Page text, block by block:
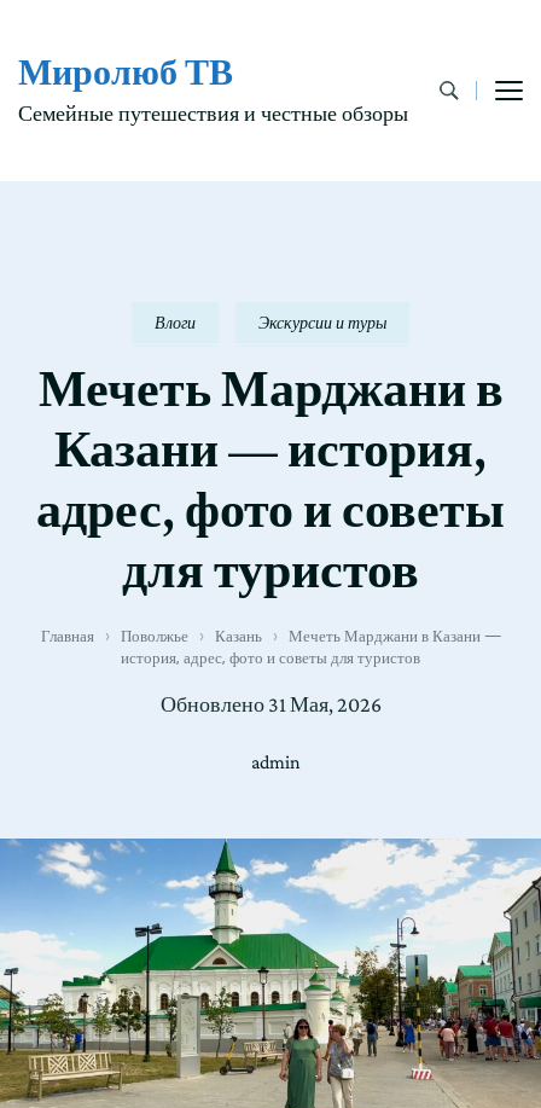
Миролюб ТВ
Семейные путешествия и честные обзоры
Влоги Экскурсии и туры
Мечеть Марджани в
Казани — история,
адрес, фото и советы
для туристов
Главная › Поволжье › Казань ›
Мечеть Марджани в Казани —
история, адрес, фото и советы для туристов
Обновлено 31 Мая, 2026
admin